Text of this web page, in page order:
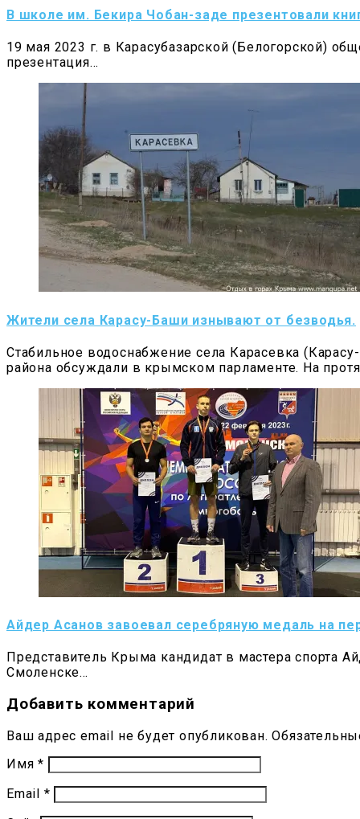
В школе им. Бекира Чобан-заде презентовали
19 мая 2023 г. в Карасубазарской (Белогорской)
презентация…
Жители села Карасу-Баши изнывают от безводья.
Стабильное водоснабжение села Карасевка
района обсуждали в крымском парламенте. На
Айдер Асанов завоевал серебряную медаль на
Представитель Крыма кандидат в мастера спорта
Смоленске…
Добавить комментарий
Ваш адрес email не будет опубликован.
Имя*
Email *